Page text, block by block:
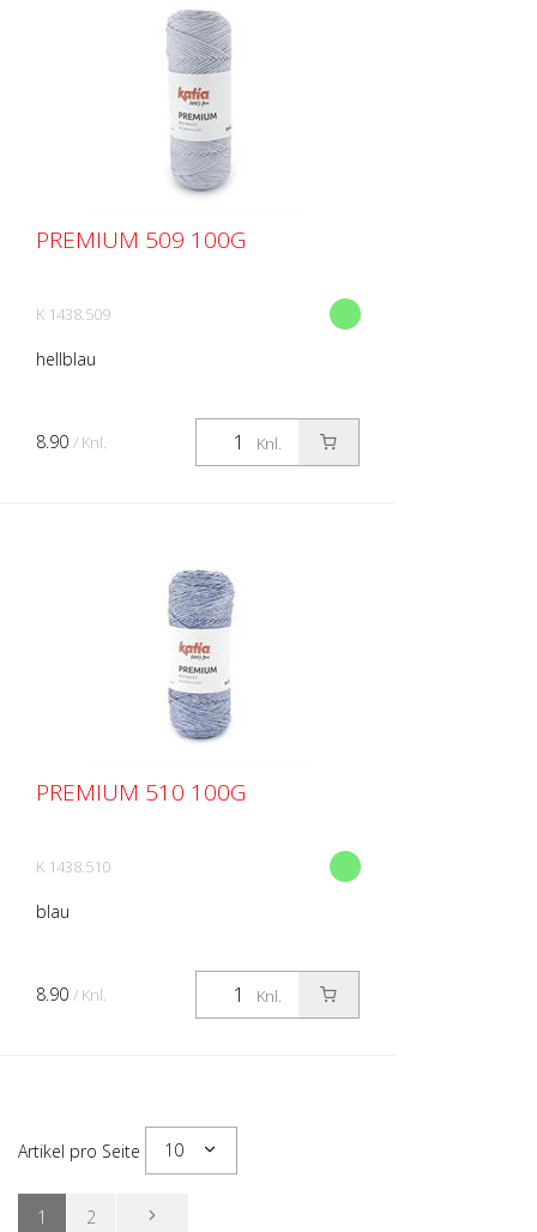
PREMIUM 509 100G
K 1438.509
hellblau
Knl.
8.90 / Knl.
PREMIUM 510 100G
K 1438.510
blau
Knl.
8.90 / Knl.
Artikel pro Seite 10
1 2